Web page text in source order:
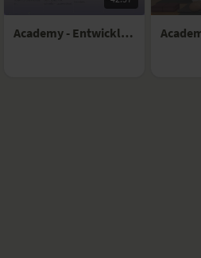
Academy - Entwicklung Geburt bis 8 Monate später